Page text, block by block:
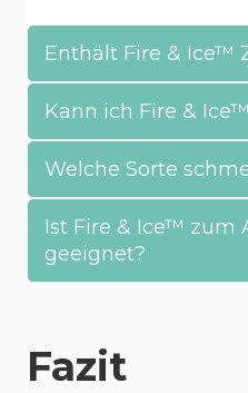
Enthält Fire & Ice™
Kann ich Fire &
Welche Sorte
Ist Fire & Ice™ zum
geeignet?
Fazit